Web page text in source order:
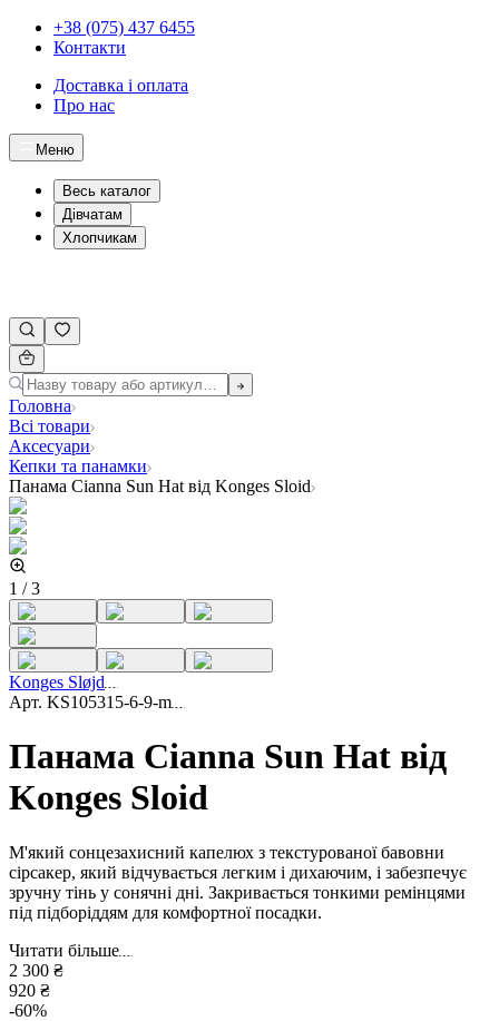
+38 (075) 437 6455
Контакти
Доставка і оплата
Про нас
Меню
Весь каталог
Дівчатам
Хлопчикам
Головна
Всі товари
Аксесуари
Кепки та панамки
Панама Cianna Sun Hat від Konges Sloid
1 /3
Konges Sløjd
Арт. KS105315-6-9-m
Панама Cianna Sun Hat від
Konges Sloid
М'який сонцезахисний капелюх з текстурованої бавовни
сірсакер, який відчувається легким і дихаючим, і забезпечує
зручну тінь у сонячні дні. Закривається тонкими ремінцями
під підборіддям для комфортної посадки.
Читати більше
2 300 ₴
920 ₴
-60%